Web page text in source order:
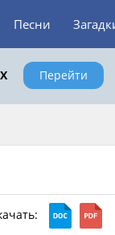
Песни
Перейти